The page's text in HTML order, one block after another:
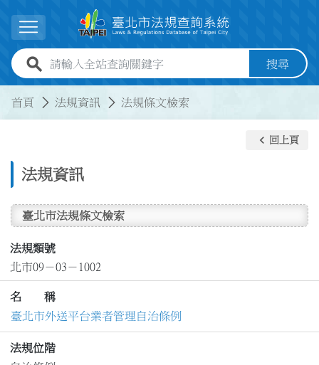
展開選單
全站查詢關鍵字欄位 搜尋
首頁 法規資訊 法規條文檢索
法規資訊
keyboard_arrow_left 回上頁
臺北市法規條文檢索
法規類號
北市09－03－1002
名 稱
臺北市外送平台業者管理自治條例
法規位階